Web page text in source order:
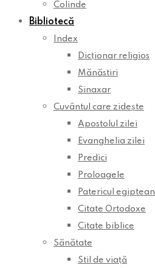
Colinde
Bibliotecă
Index
Dicționar religios
Mănăstiri
Sinaxar
Cuvântul care zidește
Apostolul zilei
Evanghelia zilei
Predici
Proloagele
Patericul egiptean
Citate Ortodoxe
Citate biblice
Sănătate
Stil de viață